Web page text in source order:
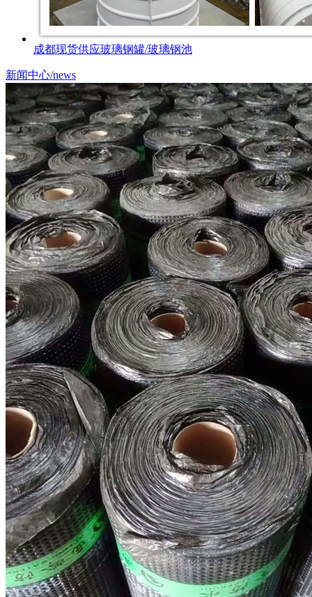
成都现货供应玻璃钢罐/玻璃钢池
新闻中心/news